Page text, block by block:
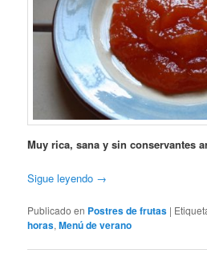
Muy rica, sana y sin conservantes
Sigue leyendo →
Publicado en Postres de frutas |
horas,Menú de verano